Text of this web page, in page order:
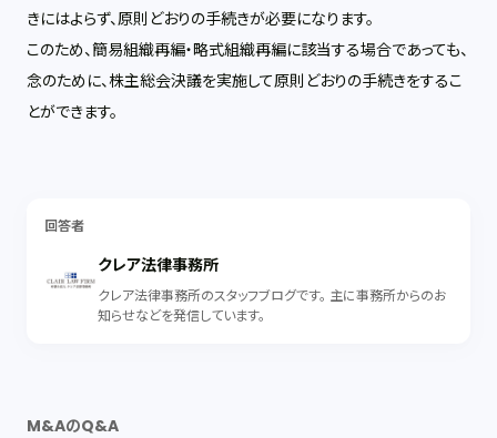
きにはよらず、原則どおりの手続きが必要になります。
このため、簡易組織再編・略式組織再編に該当する場合であっても、
念のために、株主総会決議を実施して原則どおりの手続きをするこ
とができます。
回答者
クレア法律事務所
クレア法律事務所のスタッフブログです。 主に事務所からのお
知らせなどを発信しています。
M&AのQ&A